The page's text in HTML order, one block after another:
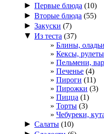
► Первые блюда (10)
► Вторые блюда (55)
► Закуски (7)
▼ Из теста (37)
Блины,
Кексы, рулеты
Пельмени,
Печенье (4)
Пироги (11)
Пирожки (3)
Пицца (1)
Торты (3)
Чебуреки,
► Салаты (10)